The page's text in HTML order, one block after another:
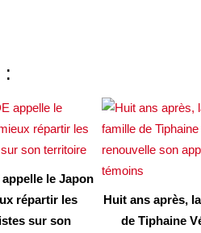
le Japon
répartir les
sur son
Huit ans après,
de Tiphaine